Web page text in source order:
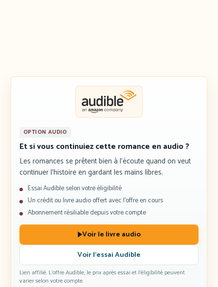
OPTION AUDIO
Et si vous continuiez cette romance en audio ?
Les romances se prêtent bien à l’écoute quand on veut
continuer l’histoire en gardant les mains libres.
Essai Audible selon votre éligibilité
Un crédit ou livre audio offert avec l’offre en cours
Abonnement résiliable depuis votre compte
Voir le livre audio
Voir l’essai Audible
Lien affilié. L’offre Audible, le prix après essai et l’éligibilité peuvent
varier selon votre compte.